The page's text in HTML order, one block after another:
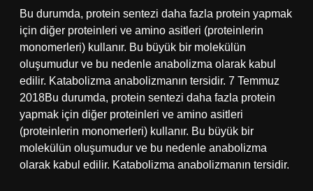
Bu durumda, protein sentezi daha fazla protein yapmak
için diğer proteinleri ve amino asitleri (proteinlerin
monomerleri) kullanır. Bu büyük bir molekülün
oluşumudur ve bu nedenle anabolizma olarak kabul
edilir. Katabolizma anabolizmanın tersidir. 7 Temmuz
2018Bu durumda, protein sentezi daha fazla protein
yapmak için diğer proteinleri ve amino asitleri
(proteinlerin monomerleri) kullanır. Bu büyük bir
molekülün oluşumudur ve bu nedenle anabolizma
olarak kabul edilir. Katabolizma anabolizmanın tersidir.